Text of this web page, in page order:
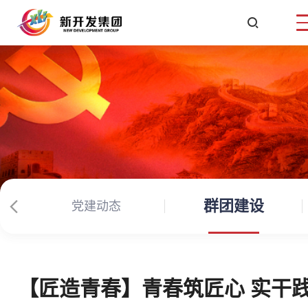

党建动态 群团建设
【匠造青春】青春筑匠心 实干